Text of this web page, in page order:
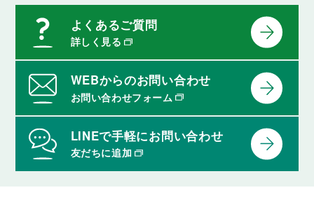
よくあるご質問
詳しく見る
WEBからのお問い合わせ
お問い合わせフォーム
LINEで手軽にお問い合わせ
友だちに追加